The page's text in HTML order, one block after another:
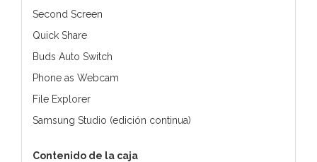
Second Screen
Quick Share
Buds Auto Switch
Phone as Webcam
File Explorer
Samsung Studio (edición continua)
Contenido de la caja